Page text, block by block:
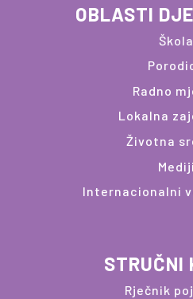
OBLASTI
Škola
Radno
Lokalna
Životna
Mediji
Internacionalni
STRUČNI
Rječnik